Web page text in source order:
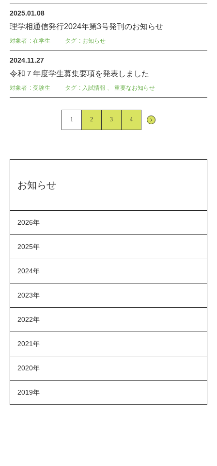
2025.01.08
理学相通信発行2024年第3号発刊のお知らせ
対象者 在学生 タグ お知らせ
2024.11.27
令和７年度学生募集要項を発表しました
対象者 受験生 タグ 入試情報 、 重要なお知らせ
1 2 3 4
お知らせ
2026年
2025年
2024年
2023年
2022年
2021年
2020年
2019年